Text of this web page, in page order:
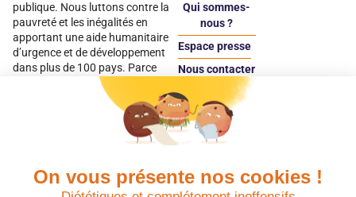
On vous présente nos cookies !
publique. Nous luttons contre la
pauvreté et les inégalités en
apportant une aide humanitaire
d’urgence et de développement
dans plus de 100 pays. Parce
qu’elles sont les premières
victimes des inégalités, CARE met
les femmes et les filles au cœur
Qui sommes-
nous ?
Espace presse
Nous contacter
Espace
donateur
Quels avantages fiscaux ? Donner en confiance